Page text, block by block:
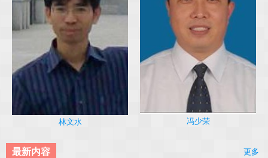
林文水 冯少荣
最新内容 更多